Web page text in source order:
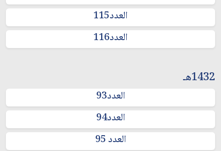
العدد115
العدد116
1432هـ
العدد93
العدد94
العدد 95